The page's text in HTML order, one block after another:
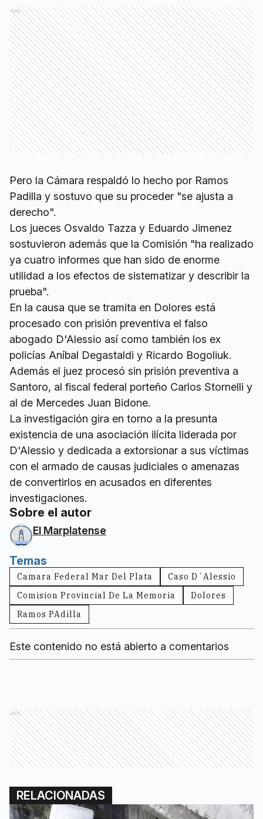
Ads
Pero la Cámara respaldó lo hecho por Ramos
Padilla y sostuvo que su proceder "se ajusta a
derecho".
Los jueces Osvaldo Tazza y Eduardo Jimenez
sostuvieron además que la Comisión "ha realizado
ya cuatro informes que han sido de enorme
utilidad a los efectos de sistematizar y describir la
prueba".
En la causa que se tramita en Dolores está
procesado con prisión preventiva el falso
abogado D'Alessio así como también los ex
policías Aníbal Degastaldi y Ricardo Bogoliuk.
Además el juez procesó sin prisión preventiva a
Santoro, al fiscal federal porteño Carlos Stornelli y
al de Mercedes Juan Bidone.
La investigación gira en torno a la presunta
existencia de una asociación ilícita liderada por
D'Alessio y dedicada a extorsionar a sus víctimas
con el armado de causas judiciales o amenazas
de convertirlos en acusados en diferentes
investigaciones.
Sobre el autor
El Marplatense
Temas
Camara Federal Mar Del Plata
Caso D´Alessio
Comision Provincial De La Memoria
Dolores
Ramos PAdilla
Este contenido no está abierto a comentarios
Ads
RELACIONADAS